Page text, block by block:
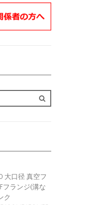
大口径 真空フ
フランジ(溝な
ク